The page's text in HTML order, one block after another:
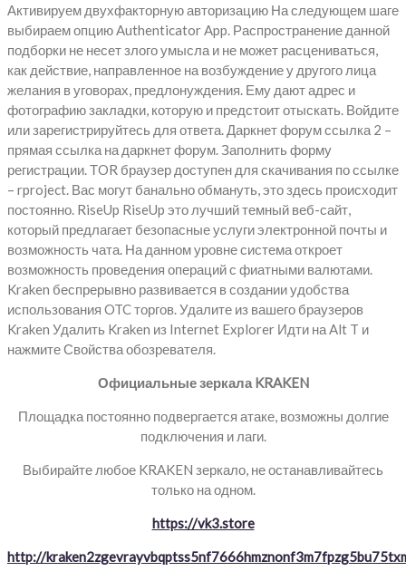
Активируем двухфакторную авторизацию На следующем шаге
выбираем опцию Authenticator App. Распространение данной
подборки не несет злого умысла и не может расцениваться,
как действие, направленное на возбуждение у другого лица
желания в уговорах, предлонуждения. Ему дают адрес и
фотографию закладки, которую и предстоит отыскать. Войдите
или зарегистрируйтесь для ответа. Даркнет форум ссылка 2 –
прямая ссылка на даркнет форум. Заполнить форму
регистрации. ТOR браузер доступен для скачивания по ссылке
– rproject. Вас могут банально обмануть, это здесь происходит
постоянно. RiseUp RiseUp это лучший темный веб-сайт,
который предлагает безопасные услуги электронной почты и
возможность чата. На данном уровне система откроет
возможность проведения операций с фиатными валютами.
Kraken беспрерывно развивается в создании удобства
использования OTC торгов. Удалите из вашего браузеров
Kraken Удалить Kraken из Internet Explorer Идти на Alt T и
нажмите Свойства обозревателя.
Официальные зеркала KRAKEN
Площадка постоянно подвергается атаке, возможны долгие
подключения и лаги.
Выбирайте любое KRAKEN зеркало, не останавливайтесь
только на одном.
https://vk3.store
http://